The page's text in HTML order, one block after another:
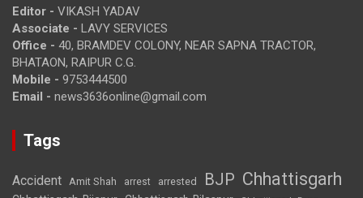
Editor - VIKASH YADAV
Associate - LAVY SERVICES
Office - 40, BRAMDEV COLONY, NEAR SAPNA TRACTOR,
BHATAON, RAIPUR C.G.
Mobile - 9753444500
Email - news3636online@gmail.com
Tags
Accident Amit Shah arrest arrested BJP Chhattisgarh